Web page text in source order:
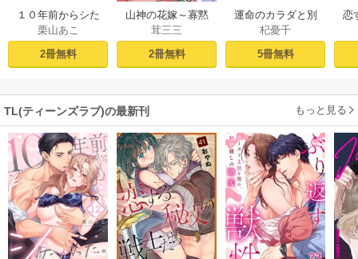
１０年前からシた
かった。～理性爆
散した幼馴染のわ
からせＨ（１）
栗山あこ
2冊無料
山神の花嫁～寡黙
な旦那様に溢れる
ほど注がれる寵愛
～【TL版】 1巻
茸三三
2冊無料
運命のカラダと別
れたい。～思い出
したくなかった、
元カレとのズブズ
杞憂千
5冊無料
恋
TL(ティーンズラブ)の最新刊 もっと見る